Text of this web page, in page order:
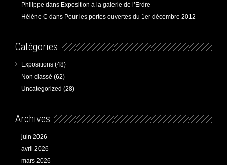
Philippe dans Exposition à la galerie de l’Erdre
Hélène C dans Pour les portes ouvertes du 1er décembre 2012
Catégories
Expositions (48)
Non classé (62)
Uncategorized (28)
Archives
juin 2026
avril 2026
mars 2026